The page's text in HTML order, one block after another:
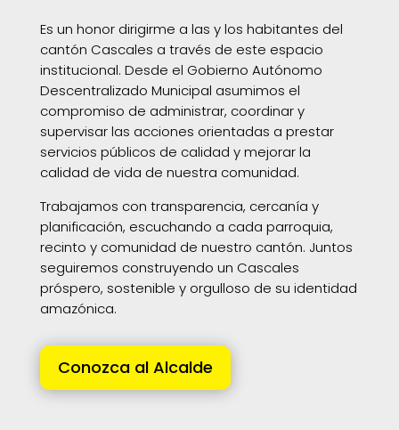
Es un honor dirigirme a las y los habitantes del
cantón Cascales a través de este espacio
institucional. Desde el Gobierno Autónomo
Descentralizado Municipal asumimos el
compromiso de administrar, coordinar y
supervisar las acciones orientadas a prestar
servicios públicos de calidad y mejorar la
calidad de vida de nuestra comunidad.
Trabajamos con transparencia, cercanía y
planificación, escuchando a cada parroquia,
recinto y comunidad de nuestro cantón. Juntos
seguiremos construyendo un Cascales
próspero, sostenible y orgulloso de su identidad
amazónica.
Conozca al Alcalde